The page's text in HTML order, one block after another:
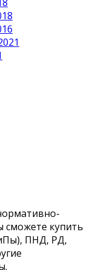
сможете купить
ПНД, РД,